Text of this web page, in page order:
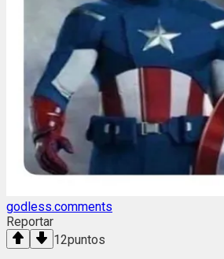
godless.comments
Reportar
12puntos